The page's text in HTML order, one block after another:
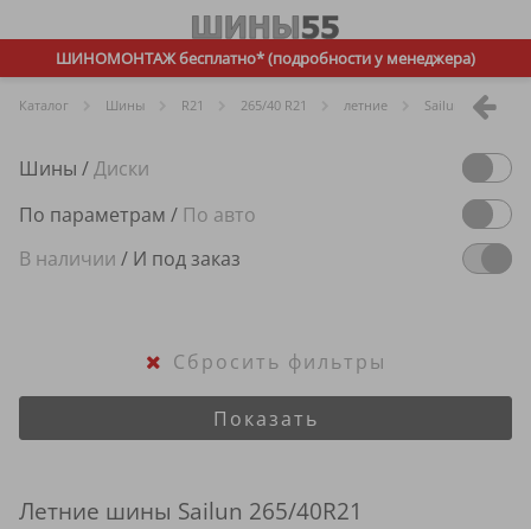
ШИНОМОНТАЖ бесплатно* (подробности у менеджера)
Каталог Шины R21 265/40 R21 летние Sailun
Шины /Диски
По параметрам / По авто
В наличии / И под заказ
Показать
Сбросить фильтры
Летние шины Sailun 265/40R21